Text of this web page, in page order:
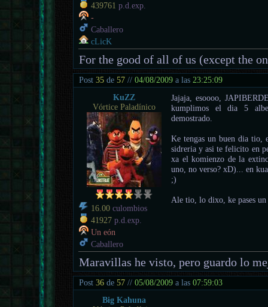
439761 p.d.exp.
-
Caballero
cLicK
For the good of all of us (except the
Post35 de57 //04/08/2009 a las 23:25:09
KuZZ
Vórtice Paladínico
16.00 culombios
41927 p.d.exp.
Un eón
Caballero
Jajaja, esoooo,
kumplimos el dia 5
demostrado.
Ke tengas un buen dia tio,
sidreria y asi te felicito en
xa el komienzo de la
uno, no verso? xD)... en
;)
Ale tio, lo dixo, ke pases
Maravillas he visto, pero guardo lo
Post36 de57 //05/08/2009 a las07:59:03
Big Kahuna